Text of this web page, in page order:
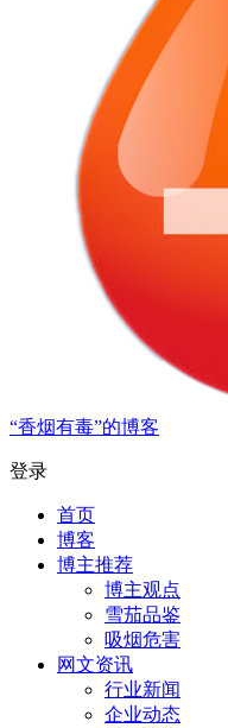
“香烟有毒”的博客
登录
首页
博客
博主推荐
博主观点
雪茄品鉴
吸烟危害
网文资讯
行业新闻
企业动态